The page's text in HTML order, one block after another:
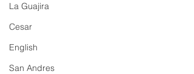
La Guajira
Cesar
English
San Andres